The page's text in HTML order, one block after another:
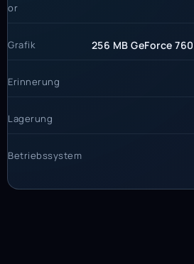
or
Grafik 256 MB GeForce
Erinnerung
Lagerung
Betriebssystem